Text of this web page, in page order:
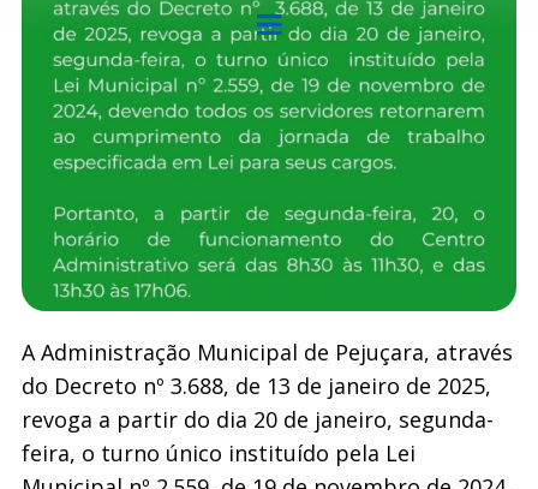
A Administração Municipal de Pejuçara, através
do Decreto nº 3.688, de 13 de janeiro de 2025,
revoga a partir do dia 20 de janeiro, segunda-
feira, o turno único instituído pela Lei